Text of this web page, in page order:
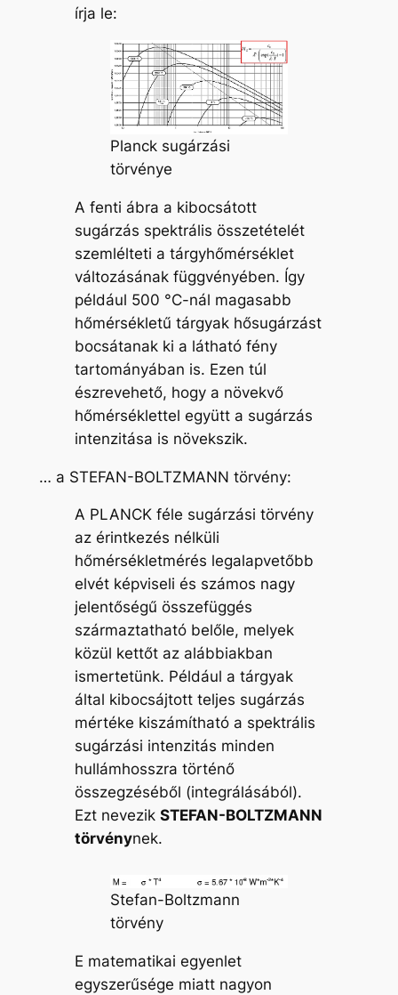
írja le:
Planck sugárzási
törvénye
A fenti ábra a kibocsátott
sugárzás spektrális összetételét
szemlélteti a tárgyhőmérséklet
változásának függvényében. Így
például 500 °C-nál magasabb
hőmérsékletű tárgyak hősugárzást
bocsátanak ki a látható fény
tartományában is. Ezen túl
észrevehető, hogy a növekvő
hőmérséklettel együtt a sugárzás
intenzitása is növekszik.
… a STEFAN-BOLTZMANN törvény:
A PLANCK féle sugárzási törvény
az érintkezés nélküli
hőmérsékletmérés legalapvetőbb
elvét képviseli és számos nagy
jelentőségű összefüggés
származtatható belőle, melyek
közül kettőt az alábbiakban
ismertetünk. Például a tárgyak
által kibocsájtott teljes sugárzás
mértéke kiszámítható a spektrális
sugárzási intenzitás minden
hullámhosszra történő
összegzéséből (integrálásából).
Ezt nevezik STEFAN-BOLTZMANN
törvénynek.
Stefan-Boltzmann
törvény
E matematikai egyenlet
egyszerűsége miatt nagyon